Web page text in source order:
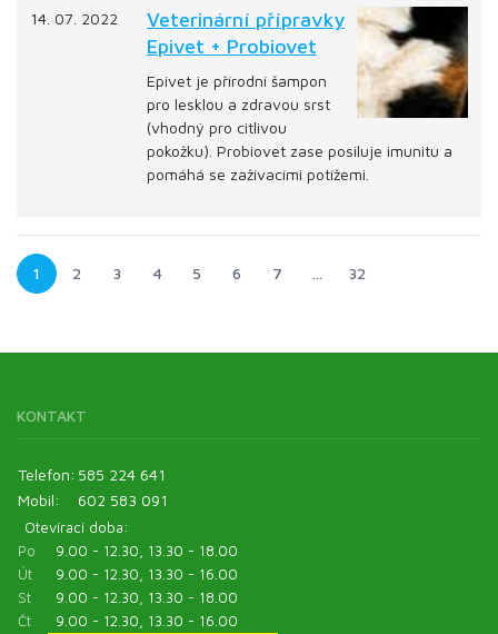
14. 07. 2022
Veterinární přípravky
Epivet + Probiovet
Epivet je přírodní šampon
pro lesklou a zdravou srst
(vhodný pro citlivou
pokožku). Probiovet zase posiluje imunitu a
pomáhá se zažívacími potížemi.
1 2 3 4 5 6 7 … 32
KONTAKT
Telefon: 585 224 641
Mobil:
602 583 091
Otevírací doba:
Po
9.00 - 12.30, 13.30 - 18.00
Út
9.00 - 12.30, 13.30 - 16.00
St
9.00 - 12.30, 13.30 - 18.00
Čt
9.00 - 12.30, 13.30 - 16.00